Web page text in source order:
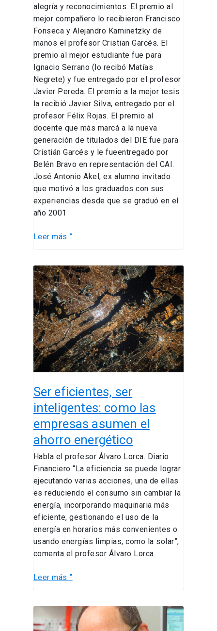
alegría y reconocimientos. El premio al
mejor compañero lo recibieron Francisco
Fonseca y Alejandro Kaminetzky de
manos el profesor Cristian Garcés. El
premio al mejor estudiante fue para
Ignacio Serrano (lo recibó Matías
Negrete) y fue entregado por el profesor
Javier Pereda. El premio a la mejor tesis
la recibió Javier Silva, entregado por el
profesor Félix Rojas. El premio al
docente que más marcá a la nueva
generación de titulados del DIE fue para
Cristián Garcés y le fueentregado por
Belén Bravo en representación del CAI.
José Antonio Akel, ex alumno invitado
que motivó a los graduados con sus
experiencias desde que se graduó en el
año 2001
Leer más ”
Ser eficientes, ser
inteligentes: como las
empresas asumen el
ahorro energético
Habla el profesor Álvaro Lorca. Diario
Financiero “La eficiencia se puede lograr
ejecutando varias acciones, una de ellas
es reduciendo el consumo sin cambiar la
energía, incorporando maquinaria más
eficiente, gestionando el uso de la
energía en horarios más convenientes o
usando energías limpias, como la solar”,
comenta el profesor Álvaro Lorca
Ser
eficientes,
ser
inteligentes:
como
las
empresas
asumen
el
energético
Leer más ”
Advierten
por